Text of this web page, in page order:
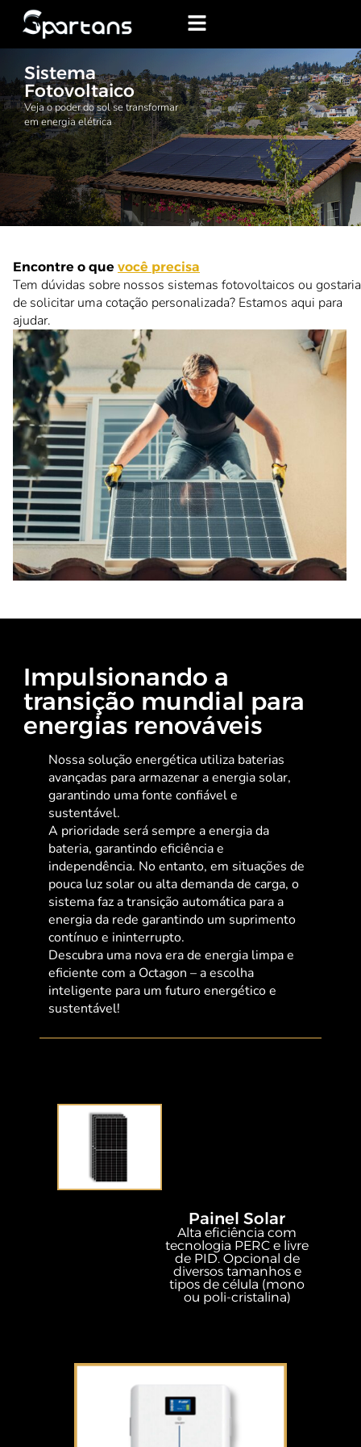
Sistema
Fotovoltaico
Veja o poder do sol se transformar
em energia elétrica
Encontre o que você precisa
Tem dúvidas sobre nossos sistemas fotovoltaicos ou gostaria
de solicitar uma cotação personalizada? Estamos aqui para
ajudar.
Impulsionando a
transição mundial para
energias renováveis
Nossa solução energética utiliza baterias
avançadas para armazenar a energia solar,
garantindo uma fonte confiável e
sustentável.
A prioridade será sempre a energia da
bateria, garantindo eficiência e
independência. No entanto, em situações de
pouca luz solar ou alta demanda de carga, o
sistema faz a transição automática para a
energia da rede garantindo um suprimento
contínuo e ininterrupto.
Descubra uma nova era de energia limpa e
eficiente com a Octagon – a escolha
inteligente para um futuro energético e
sustentável!
Painel Solar
Alta eficiência com
tecnologia PERC e livre
de PID. Opcional de
diversos tamanhos e
tipos de célula (mono
ou poli-cristalina)